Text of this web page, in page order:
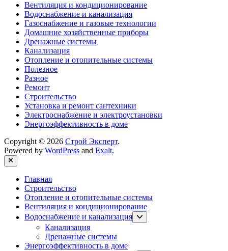
Вентиляция и кондиционирование
Водоснабжение и канализация
Газоснабжение и газовые технологии
Домашние хозяйственные приборы
Дренажные системы
Канализация
Отопление и отопительные системы
Полезное
Разное
Ремонт
Строительство
Установка и ремонт сантехники
Электроснабжение и электроустановки
Энергоэффективность в доме
Copyright © 2026 Строй Эксперт.
Powered by WordPress and Exalt.
Close
Главная
Строительство
Отопление и отопительные системы
Вентиляция и кондиционирование
Водоснабжение и канализация
Show
sub
Канализация
Дренажные системы
Энергоэффективность в доме